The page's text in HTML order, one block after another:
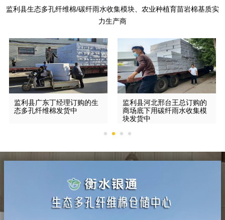
监利县生态多孔纤维棉/碳纤雨水收集模块、农业种植育苗岩棉基质实
力生产商
监利县广东丁经理订购的生
态多孔纤维棉发货中
监利县河北邢台王总订购的
商场底下用碳纤雨水收集模
块发货中